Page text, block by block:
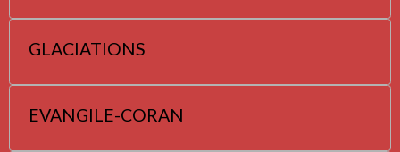
GLACIATIONS
EVANGILE-CORAN